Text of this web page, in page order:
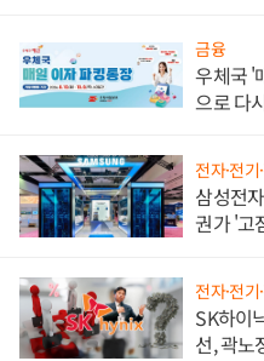
금융
우체국 '
으로 다
전자·전기
삼성전
권가 '고
전자·전기
SK하이
선, 곽노